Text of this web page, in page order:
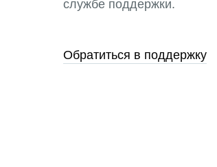
службе поддержки.
Обратиться в поддержку